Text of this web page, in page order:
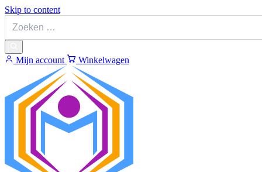
Skip to content
Mijn account Winkelwagen